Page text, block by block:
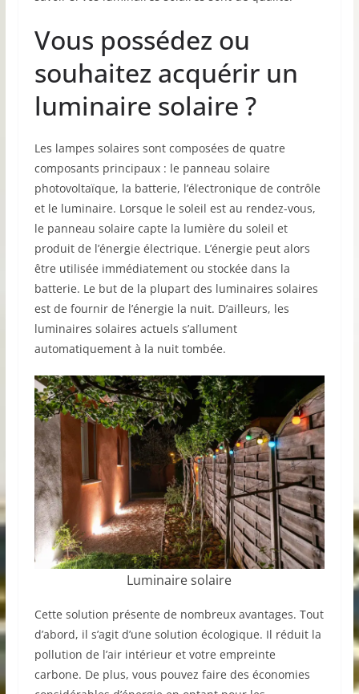
Vous possédez ou
souhaitez acquérir un
luminaire solaire ?
Les lampes solaires sont composées de quatre
composants principaux : le panneau solaire
photovoltaïque, la batterie, l’électronique de contrôle
et le luminaire. Lorsque le soleil est au rendez-vous,
le panneau solaire capte la lumière du soleil et
produit de l’énergie électrique. L’énergie peut alors
être utilisée immédiatement ou stockée dans la
batterie. Le but de la plupart des luminaires solaires
est de fournir de l’énergie la nuit. D’ailleurs, les
luminaires solaires actuels s’allument
automatiquement à la nuit tombée.
Luminaire solaire
Cette solution présente de nombreux avantages. Tout
d’abord, il s’agit d’une solution écologique. Il réduit la
pollution de l’air intérieur et votre empreinte
carbone. De plus, vous pouvez faire des économies